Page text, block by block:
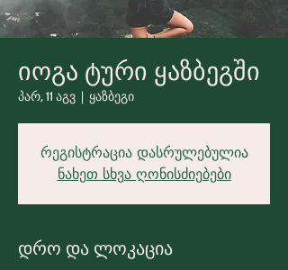
გამოცადე
იოგა ტური ყაზბეგში
პარ, 11 აგვ
  |
ყაზბეგი
რეგისტრაცია დასრულებულია
ნახეთ სხვა ღონისძიებები
დრო და ლოკაცია